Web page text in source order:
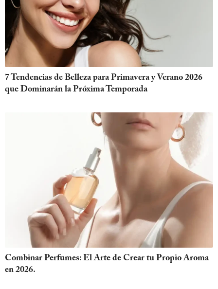
7 Tendencias de Belleza para Primavera y Verano 2026
que Dominarán la Próxima Temporada
Combinar Perfumes: El Arte de Crear tu Propio Aroma
en 2026.